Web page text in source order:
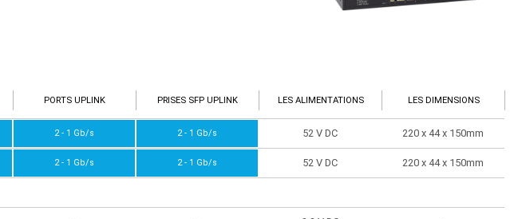
PORTS UPLINK PRISES SFP UPLINK LES ALIMENTATIONS LES DIMENSIONS
2 - 1 Gb/s 2 - 1 Gb/s 52 V DC 220 x 44 x 150mm
2 - 1 Gb/s 2 - 1 Gb/s 52 V DC 220 x 44 x 150mm